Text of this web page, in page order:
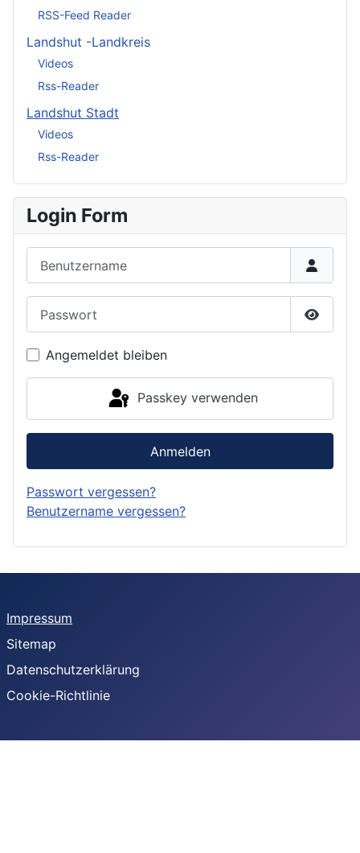
RSS-Feed Reader
Landshut -Landkreis
Videos
Rss-Reader
Landshut Stadt
Videos
Rss-Reader
Login Form
Angemeldet bleiben
Passkey verwenden
Anmelden
Passwort vergessen?
Benutzername vergessen?
Impressum
Sitemap
Datenschutzerklärung
Cookie-Richtlinie